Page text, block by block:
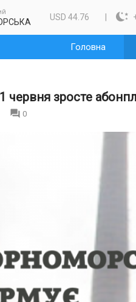
USD 44.76 
Головна
червня зросте
0